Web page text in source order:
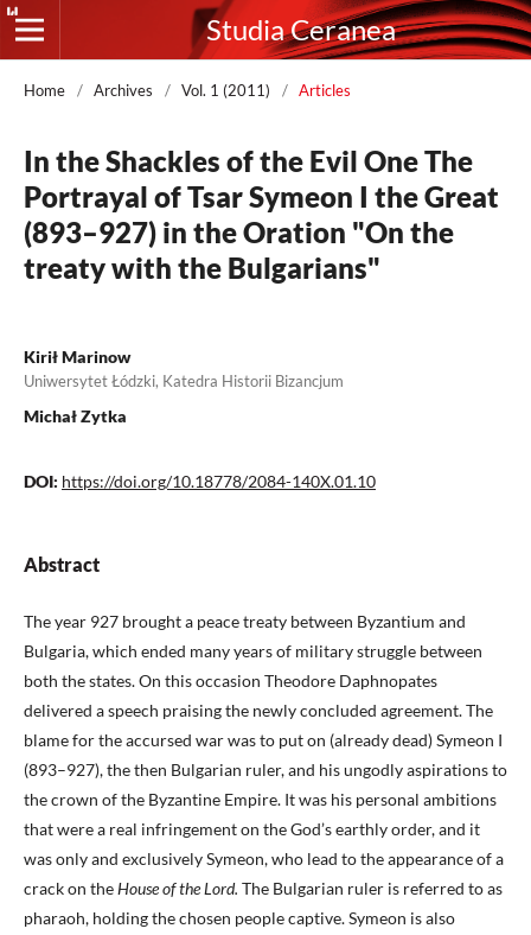
Studia Ceranea
Home / Archives / Vol. 1 (2011) / Articles
In the Shackles of the Evil One The
Portrayal of Tsar Symeon I the Great
(893–927) in the Oration "On the
treaty with the Bulgarians"
Kirił Marinow
Uniwersytet Łódzki, Katedra Historii Bizancjum
Michał Zytka
DOI: https://doi.org/10.18778/2084-140X.01.10
Abstract
The year 927 brought a peace treaty between Byzantium and
Bulgaria, which ended many years of military struggle between
both the states. On this occasion Theodore Daphnopates
delivered a speech praising the newly concluded agreement. The
blame for the accursed war was to put on (already dead) Symeon I
(893–927), the then Bulgarian ruler, and his ungodly aspirations to
the crown of the Byzantine Empire. It was his personal ambitions
that were a real infringement on the God’s earthly order, and it
was only and exclusively Symeon, who lead to the appearance of a
crack on theHouse of the Lord. The Bulgarian ruler is referred to as
pharaoh, holding the chosen people captive. Symeon is also